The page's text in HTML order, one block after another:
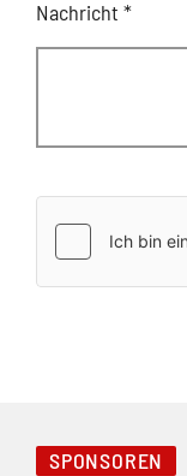
Nachricht *
SPONSOREN